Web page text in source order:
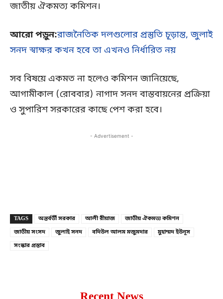
জাতীয় ঐকমত্য কমিশন।
আরো পড়ুন:রাজনৈতিক দলগুলোর প্রস্তুতি চূড়ান্ত, জুলাই
সনদ স্বাক্ষর কখন হবে তা এখনও নির্ধারিত নয়
সব বিষয়ে একমত না হলেও কমিশন জানিয়েছে,
আগামীকাল (রোববার) নাগাদ সনদ বাস্তবায়নের প্রক্রিয়া
ও সুপারিশ সরকারের কাছে পেশ করা হবে।
- Advertisement -
TAGS অন্তর্বর্তী সরকার আলী রীয়াজ
জাতীয় ঐকমত্য কমিশন
জাতীয় সংসদ
জুলাই সনদ বদিউল আলম মজুমদার
মুহাম্মদ ইউনূস
সংস্কার প্রস্তাব
Recent News